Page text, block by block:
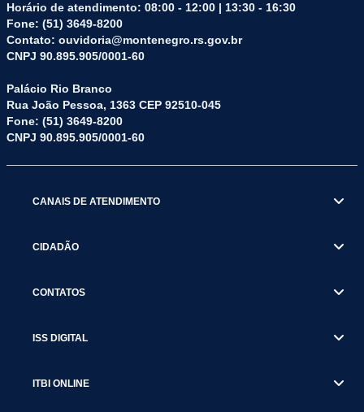
Horário de atendimento: 08:00 - 12:00 | 13:30 - 16:30
Fone: (51) 3649-8200
Contato: ouvidoria@montenegro.rs.gov.br
CNPJ 90.895.905/0001-60
Palácio Rio Branco
Rua João Pessoa, 1363 CEP 92510-045
Fone: (51) 3649-8200
CNPJ 90.895.905/0001-60
CANAIS DE ATENDIMENTO
CIDADÃO
CONTATOS
ISS DIGITAL
ITBI ONLINE